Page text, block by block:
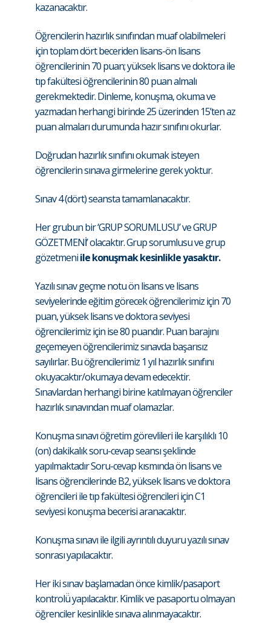
kazanacaktır.
Öğrencilerin hazırlık sınıfından muaf olabilmeleri
için toplam dört beceriden lisans-ön lisans
öğrencilerinin 70 puan; yüksek lisans ve doktora ile
tıp fakültesi öğrencilerinin 80 puan almalı
gerekmektedir. Dinleme, konuşma, okuma ve
yazmadan herhangi birinde 25 üzerinden 15’ten az
puan almaları durumunda hazır sınıfını okurlar.
Doğrudan hazırlık sınıfını okumak isteyen
öğrencilerin sınava girmelerine gerek yoktur.
Sınav 4 (dört) seansta tamamlanacaktır.
Her grubun bir ‘GRUP SORUMLUSU’ ve GRUP
GÖZETMENİ’ olacaktır. Grup sorumlusu ve grup
gözetmeniile konuşmak kesinlikle yasaktır.
Yazılı sınav geçme notu ön lisans ve lisans
seviyelerinde eğitim görecek öğrencilerimiz için 70
puan, yüksek lisans ve doktora seviyesi
öğrencilerimiz için ise 80 puandır. Puan barajını
geçemeyen öğrencilerimiz sınavda başarısız
sayılırlar. Bu öğrencilerimiz 1 yıl hazırlık sınıfını
okuyacaktır/okumaya devam edecektir.
Sınavlardan herhangi birine katılmayan öğrenciler
hazırlık sınavından muaf olamazlar.
Konuşma sınavı öğretim görevlileri ile karşılıklı 10
(on) dakikalık soru-cevap seansı şeklinde
yapılmaktadır Soru-cevap kısmında ön lisans ve
lisans öğrencilerinde B2, yüksek lisans ve doktora
öğrencileri ile tıp fakültesi öğrencileri için C1
seviyesi konuşma becerisi aranacaktır.
Konuşma sınavı ile ilgili ayrıntılı duyuru yazılı sınav
sonrası yapılacaktır.
Her iki sınav başlamadan önce kimlik/pasaport
kontrolü̈ yapılacaktır. Kimlik ve pasaportu olmayan
öğrenciler kesinlikle sınava alınmayacaktır.